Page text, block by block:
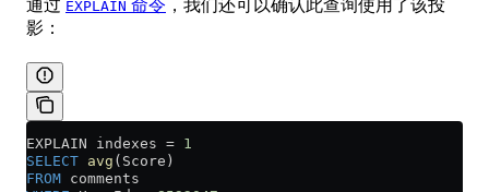
通过 EXPLAIN 命令 ，我们还可以确认此查询使用了该投
影：
EXPLAIN indexes = 1
SELECT avg (Score)
FROM comments